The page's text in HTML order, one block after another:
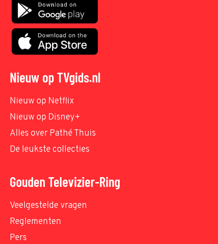
Nieuw op TVgids.nl
Nieuw op Netflix
Nieuw op Disney+
Alles over Pathé Thuis
De leukste collecties
Gouden Televizier-Ring
Veelgestelde vragen
Reglementen
Pers